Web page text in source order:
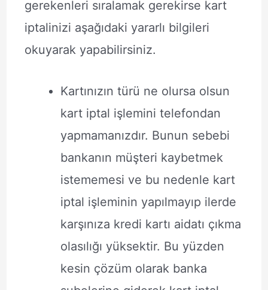
gerekenleri sıralamak gerekirse kart
iptalinizi aşağıdaki yararlı bilgileri
okuyarak yapabilirsiniz.
Kartınızın türü ne olursa olsun
kart iptal işlemini telefondan
yapmamanızdır. Bunun sebebi
bankanın müşteri kaybetmek
istememesi ve bu nedenle kart
iptal işleminin yapılmayıp ilerde
karşınıza kredi kartı aidatı çıkma
olasılığı yüksektir. Bu yüzden
kesin çözüm olarak banka